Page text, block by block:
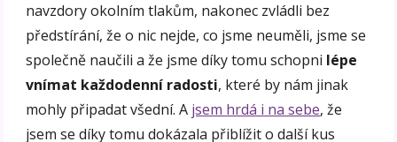
navzdory okolním tlakům, nakonec zvládli bez
předstírání, že o nic nejde, co jsme neuměli, jsme se
společně naučili a že jsme díky tomu schopni lépe
vnímat každodenní radosti, které by nám jinak
mohly připadat všední. A jsem hrdá i na sebe, že
jsem se díky tomu dokázala přiblížit o další kus